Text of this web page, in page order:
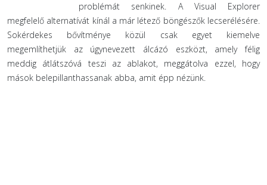
problémát senkinek. A Visual Explorer
megfelelő alternatívát kínál a már létező böngészők lecserélésére.
Sokérdekes bővítménye közül csak egyet kiemelve
megemlíthetjük az úgynevezett álcázó eszközt, amely félig
meddig átlátszóvá teszi az ablakot, meggátolva ezzel, hogy
mások belepillanthassanak abba, amit épp nézünk.